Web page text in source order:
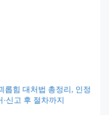
롭힘 대처법 총정리, 인정
·신고 후 절차까지